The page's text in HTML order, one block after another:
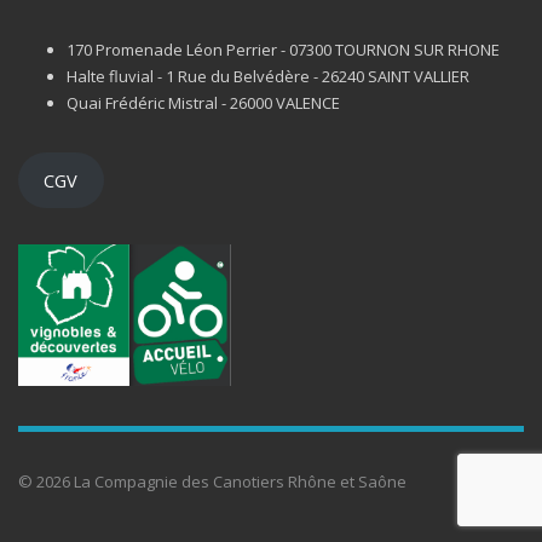
170 Promenade Léon Perrier - 07300 TOURNON SUR RHONE
Halte fluvial - 1 Rue du Belvédère - 26240 SAINT VALLIER
Quai Frédéric Mistral - 26000 VALENCE
CGV
© 2026 La Compagnie des Canotiers Rhône et Saône